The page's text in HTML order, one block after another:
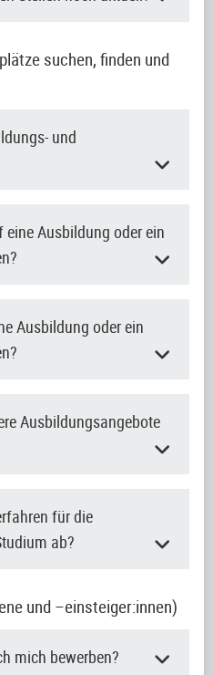
suchen, finden und
und
Ausbildung oder ein
Ausbildung oder ein
Ausbildungsangebote
für die
ab?
und –einsteiger:innen)
mich bewerben?